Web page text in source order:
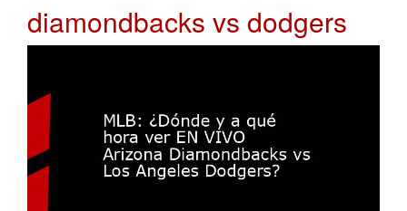
diamondbacks vs dodgers